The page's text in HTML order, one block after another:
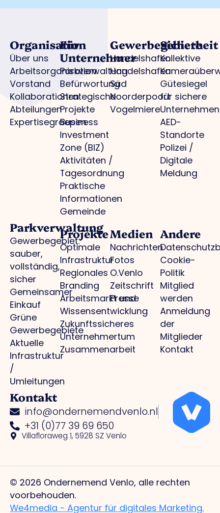
Organisation
Über uns
Arbeitsorganisation
Vorstand
Kollaborationen
Abteilungen
Expertisegroepen
Für
Unternehmer
Parkverwaltung
Befürwortung
Strategische
Projekte
Business
Investment
Zone (BIZ)
Aktivitäten /
Tagesordnung
Praktische
Informationen
Gemeinde
Gewerbegebiete
Handelshafen
Handelshafen
Süd
Noorderpoort
Vogelmiere
Sicherheit
Kollektive
Gütesiegel
für sichere
Unternehmen
AED-
Standorte
Polizei /
Digitale
Meldung
Parkverwaltung
Gewerbegebiet:
sauber,
vollständig,
sicher
Gemeinsamer
Einkauf
Grüne
Gewerbegebiete
Aktuelle
Infrastruktur
/
Umleitungen
Projekte
Optimale
Infrastruktur
Regionales
Branding
Arbeitsmarkt und
Wissensentwicklung
Zukunftssicheres
Unternehmertum
Zusammenarbeit
Medien
Nachrichten
Fotos
O.Venlo
Zeitschrift
Presse
Andere
Cookie-
Politik
Mitglied
werden
Anmeldung
der
Mitglieder
Kontakt
Kontakt
info@ondernemendvenlo.nl
+31 (0)77 39 69 650
Villafloraweg 1, 5928 SZ Venlo
© 2026 Ondernemend Venlo, alle rechten
voorbehouden.
We4media - Agentur für digitales Marketing.